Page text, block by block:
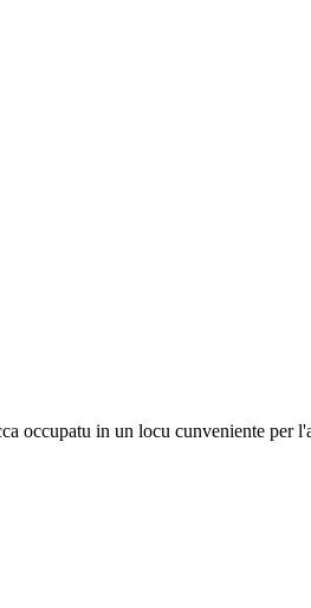
occupatu in un locu cunveniente per